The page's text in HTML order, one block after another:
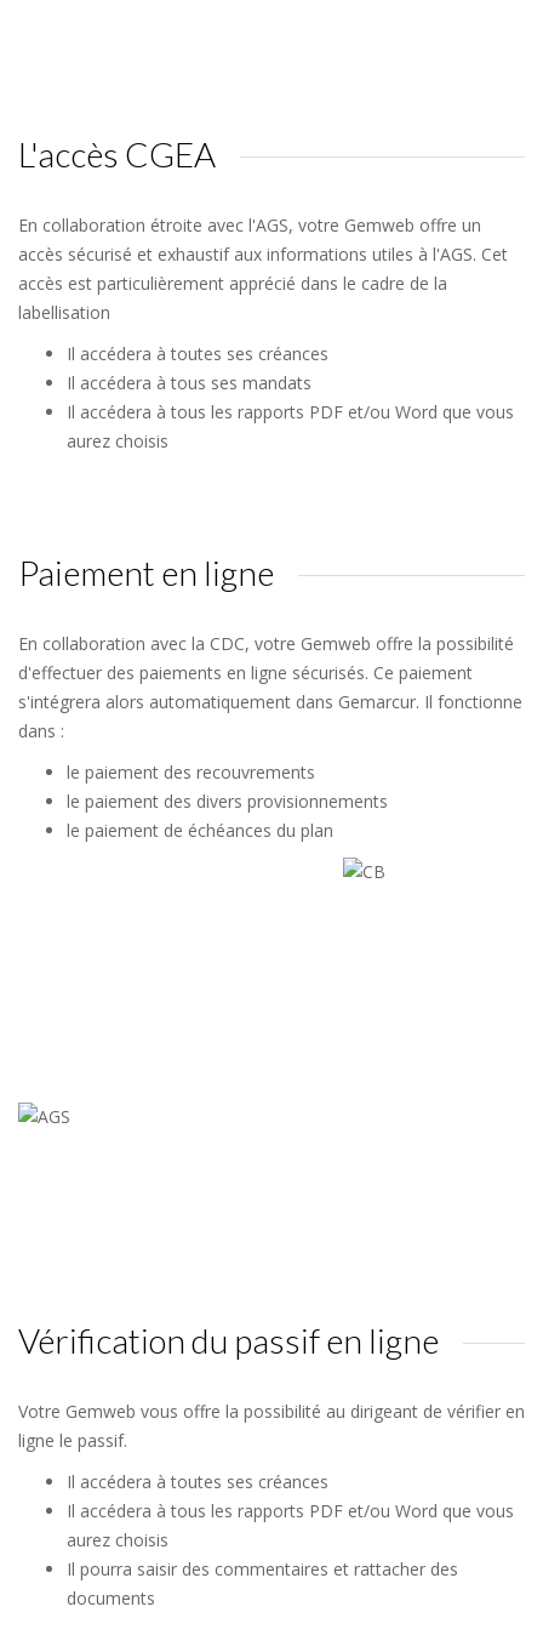
L'accès CGEA
En collaboration étroite avec l'AGS, votre Gemweb offre un
accès sécurisé et exhaustif aux informations utiles à l'AGS. Cet
accès est particulièrement apprécié dans le cadre de la
labellisation
Il accédera à toutes ses créances
Il accédera à tous ses mandats
Il accédera à tous les rapports PDF et/ou Word que vous
aurez choisis
Paiement en ligne
En collaboration avec la CDC, votre Gemweb offre la possibilité
d'effectuer des paiements en ligne sécurisés. Ce paiement
s'intégrera alors automatiquement dans Gemarcur. Il fonctionne
dans :
le paiement des recouvrements
le paiement des divers provisionnements
le paiement de échéances du plan
Vérification du passif en ligne
Votre Gemweb vous offre la possibilité au dirigeant de vérifier en
ligne le passif.
Il accédera à toutes ses créances
Il accédera à tous les rapports PDF et/ou Word que vous
aurez choisis
Il pourra saisir des commentaires et rattacher des
documents